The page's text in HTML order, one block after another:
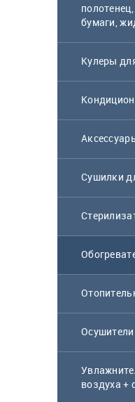
бумаги,
Кулеры
Сушилки
воздуха +